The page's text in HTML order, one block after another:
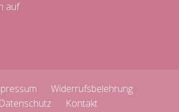
Widerrufsbelehrung
Datenschutz
Kontakt